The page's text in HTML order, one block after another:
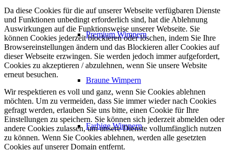
Premium Wimpern
Braune Wimpern
Farbige Wimpern
Da diese Cookies für die auf unserer Webseite verfügbaren Dienste
und Funktionen unbedingt erforderlich sind, hat die Ablehnung
Auswirkungen auf die Funktionsweise unserer Webseite. Sie
können Cookies jederzeit blockieren oder löschen, indem Sie Ihre
Browsereinstellungen ändern und das Blockieren aller Cookies auf
dieser Webseite erzwingen. Sie werden jedoch immer aufgefordert,
Cookies zu akzeptieren / abzulehnen, wenn Sie unsere Website
erneut besuchen.
Wir respektieren es voll und ganz, wenn Sie Cookies ablehnen
möchten. Um zu vermeiden, dass Sie immer wieder nach Cookies
gefragt werden, erlauben Sie uns bitte, einen Cookie für Ihre
Einstellungen zu speichern. Sie können sich jederzeit abmelden oder
andere Cookies zulassen, um unsere Dienste vollumfänglich nutzen
zu können. Wenn Sie Cookies ablehnen, werden alle gesetzten
Cookies auf unserer Domain entfernt.